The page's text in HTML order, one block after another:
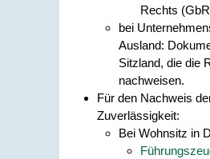
Rechts
bei
Ausland:
Sitzland, die die
nachweisen.
Für den Nachweis
Zuverlässigkeit:
Bei Wohnsitz in